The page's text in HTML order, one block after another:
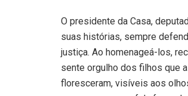
O presidente da Casa,
suas histórias, sempre
justiça. Ao homenageá-los,
sente orgulho dos filhos que
floresceram, visíveis aos